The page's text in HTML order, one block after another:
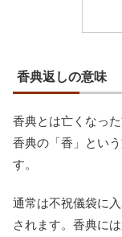
香典返しの意味
香典とは亡くなっ
香典の「香」とい
す。
通常は不祝儀袋に
されます。香典に